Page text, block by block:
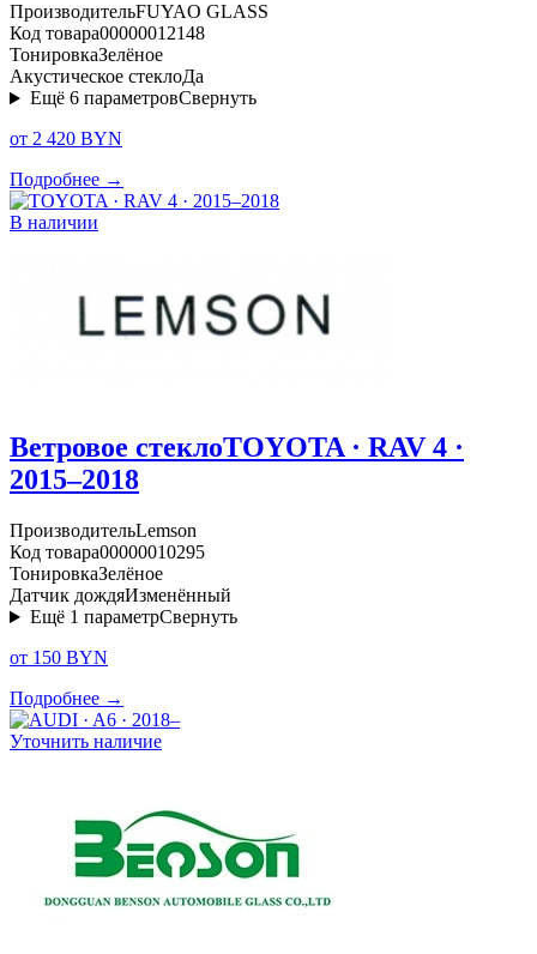
ПроизводительFUYAO GLASS
Код товара00000012148
ТонировкаЗелёное
Акустическое стеклоДа
Ещё 6 параметровСвернуть
от 2 420 BYN
Подробнее →
В наличии
Ветровое стеклоTOYOTA · RAV 4 ·
2015–2018
ПроизводительLemson
Код товара00000010295
ТонировкаЗелёное
Датчик дождяИзменённый
Ещё 1 параметрСвернуть
от 150 BYN
Подробнее →
Уточнить наличие